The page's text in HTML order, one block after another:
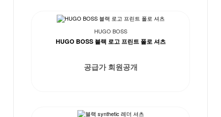
HUGO BOSS
HUGO BOSS 블랙 로고 프린트 폴로 셔츠
공급가 회원공개